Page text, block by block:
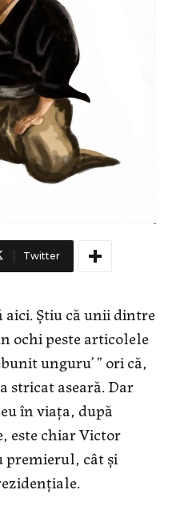
Twitter
Știu că unii dintre
ochi peste articolele
unguru’ ” ori că,
stricat aseară. Dar
în viața, după
este chiar Victor
premierul, cât și